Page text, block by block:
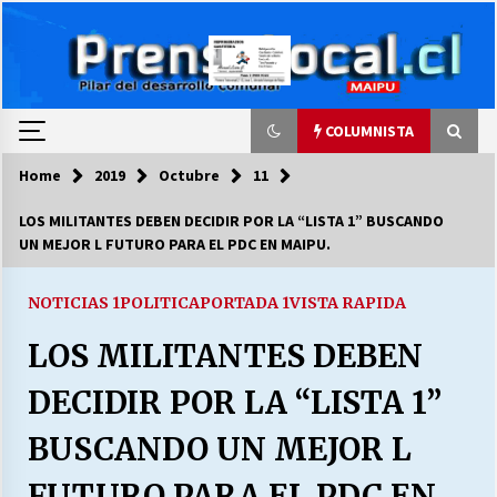
COLUMNISTA
COLUMNISTA
03/08/2026
LA DC POR SIEMPRE.RECORDANDO 69 AÑOS DE
28/07/2026
“ORGULLOSOS DE SER DC” SALUDA EL
Home 2019 Octubre 11
LOS MILITANTES DEBEN DECIDIR POR LA “LISTA 1” BUSCANDO
UN MEJOR L FUTURO PARA EL PDC EN MAIPU.
NOTICIAS 1POLITICAPORTADA 1VISTA RAPIDA
LOS MILITANTES DEBEN
DECIDIR POR LA “LISTA 1”
BUSCANDO UN MEJOR L